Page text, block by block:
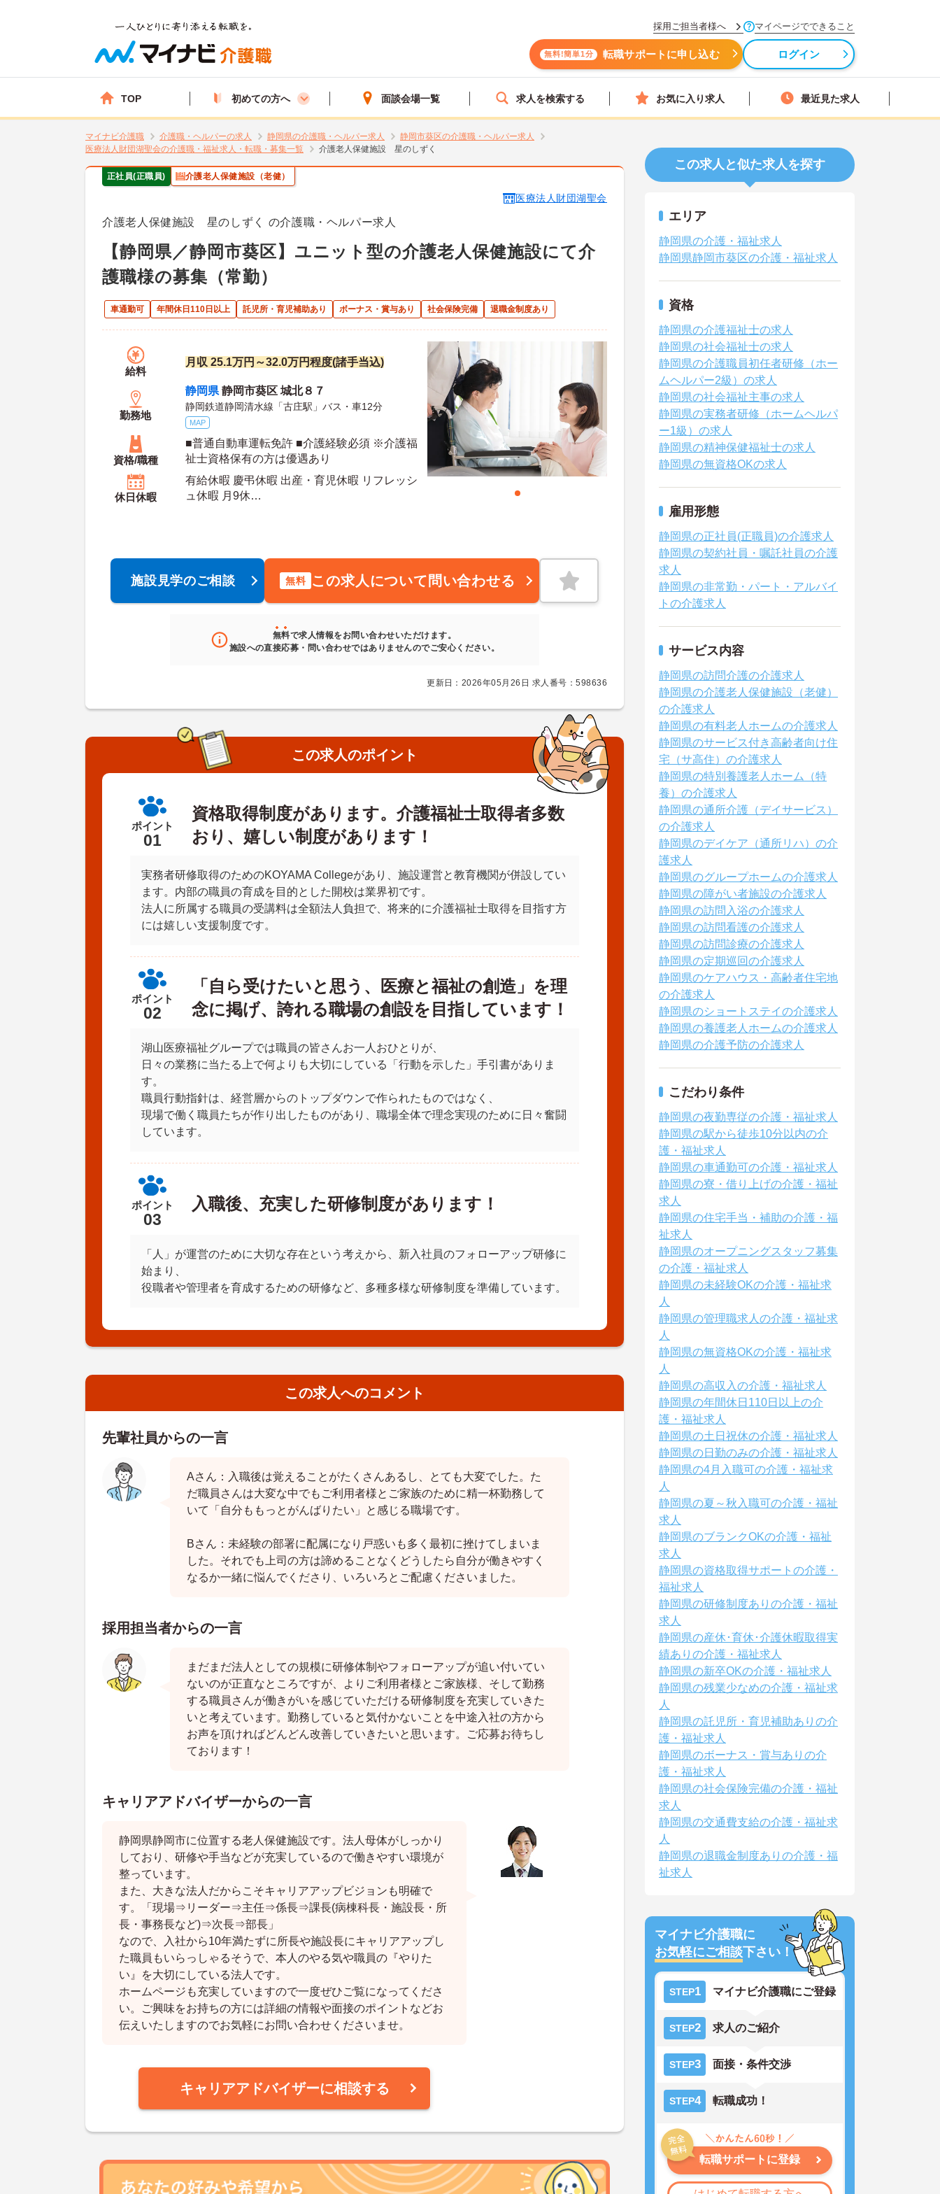
採用ご担当者様へ マイページでできること
無料!簡単1分 転職サポートに申し込む ログイン
TOP 初めての方へ 面談会場一覧 求人を検索する お気に入り求人 最近見た求人
マイナビ介護職 介護職・ヘルパーの求人 静岡県の介護職・ヘルパー求人
静岡市葵区の介護職・ヘルパー求人
医療法人財団湖聖会の介護職・福祉求人・転職・募集一覧
介護老人保健施設 星のしずく
正社員(正職員) 介護老人保健施設（老健）
医療法人財団湖聖会
介護老人保健施設 星のしずく の介護職・ヘルパー求人
【静岡県／静岡市葵区】ユニット型の介護老人保健施設にて介
護職様の募集（常勤）
車通勤可 年間休日110日以上 託児所・育児補助あり ボーナス・賞与あり 社会保険完備 退職金制度あり
給料
月収 25.1万円～32.0万円程度(諸手当込)
勤務地
静岡県 静岡市葵区 城北８７
静岡鉄道静岡清水線「古庄駅」バス・車12分
MAP
資格/職種
■普通自動車運転免許 ■介護経験必須 ※介護福
祉士資格保有の方は優遇あり
休日休暇
有給休暇 慶弔休暇 出産・育児休暇 リフレッシ
ュ休暇 月9休
施設見学のご相談 無料 この求人について問い合わせる
無料で求人情報をお問い合わせいただけます。
施設への直接応募・問い合わせではありませんのでご安心ください。
更新日：2026年05月26日 求人番号：598636
この求人のポイント
ポイント
01
資格取得制度があります。介護福祉士取得者多数
おり、嬉しい制度があります！
実務者研修取得のためのKOYAMA Collegeがあり、施設運営と教育機関が併設してい
ます。内部の職員の育成を目的とした開校は業界初です。
法人に所属する職員の受講料は全額法人負担で、将来的に介護福祉士取得を目指す方
には嬉しい支援制度です。
ポイント
02
「自ら受けたいと思う、医療と福祉の創造」を理
念に掲げ、誇れる職場の創設を目指しています！
湖山医療福祉グループでは職員の皆さんお一人おひとりが、
日々の業務に当たる上で何よりも大切にしている「行動を示した」手引書がありま
す。
職員行動指針は、経営層からのトップダウンで作られたものではなく、
現場で働く職員たちが作り出したものがあり、職場全体で理念実現のために日々奮闘
しています。
ポイント
03
入職後、充実した研修制度があります！
「人」が運営のために大切な存在という考えから、新入社員のフォローアップ研修に
始まり、
役職者や管理者を育成するための研修など、多種多様な研修制度を準備しています。
この求人へのコメント
先輩社員からの一言
Aさん：入職後は覚えることがたくさんあるし、とても大変でした。た
だ職員さんは大変な中でもご利用者様とご家族のために精一杯勤務して
いて「自分ももっとがんばりたい」と感じる職場です。
Bさん：未経験の部署に配属になり戸惑いも多く最初に挫けてしまいま
した。それでも上司の方は諦めることなくどうしたら自分が働きやすく
なるか一緒に悩んでくださり、いろいろとご配慮くださいました。
採用担当者からの一言
まだまだ法人としての規模に研修体制やフォローアップが追い付いてい
ないのが正直なところですが、よりご利用者様とご家族様、そして勤務
する職員さんが働きがいを感じていただける研修制度を充実していきた
いと考えています。勤務していると気付かないことを中途入社の方から
お声を頂ければどんどん改善していきたいと思います。ご応募お待ちし
ております！
キャリアアドバイザーからの一言
静岡県静岡市に位置する老人保健施設です。法人母体がしっかり
しており、研修や手当などが充実しているので働きやすい環境が
整っています。
また、大きな法人だからこそキャリアアップビジョンも明確で
す。「現場⇒リーダー⇒主任⇒係長⇒課長(病棟科長・施設長・所
長・事務長など)⇒次長⇒部長」
なので、入社から10年満たずに所長や施設長にキャリアアップし
た職員もいらっしゃるそうで、本人のやる気や職員の『やりた
い』を大切にしている法人です。
ホームページも充実していますので一度ぜひご覧になってくださ
い。ご興味をお持ちの方には詳細の情報や面接のポイントなどお
伝えいたしますのでお気軽にお問い合わせくださいませ。
キャリアアドバイザーに相談する
この求人と似た求人を探す
エリア
静岡県の介護・福祉求人
静岡県静岡市葵区の介護・福祉求人
資格
静岡県の介護福祉士の求人
静岡県の社会福祉士の求人
静岡県の介護職員初任者研修（ホー
ムヘルパー2級）の求人
静岡県の社会福祉主事の求人
静岡県の実務者研修（ホームヘルパ
ー1級）の求人
静岡県の精神保健福祉士の求人
静岡県の無資格OKの求人
雇用形態
静岡県の正社員(正職員)の介護求人
静岡県の契約社員・嘱託社員の介護
求人
静岡県の非常勤・パート・アルバイ
トの介護求人
サービス内容
静岡県の訪問介護の介護求人
静岡県の介護老人保健施設（老健）
の介護求人
静岡県の有料老人ホームの介護求人
静岡県のサービス付き高齢者向け住
宅（サ高住）の介護求人
静岡県の特別養護老人ホーム（特
養）の介護求人
静岡県の通所介護（デイサービス）
の介護求人
静岡県のデイケア（通所リハ）の介
護求人
静岡県のグループホームの介護求人
静岡県の障がい者施設の介護求人
静岡県の訪問入浴の介護求人
静岡県の訪問看護の介護求人
静岡県の訪問診療の介護求人
静岡県の定期巡回の介護求人
静岡県のケアハウス・高齢者住宅地
の介護求人
静岡県のショートステイの介護求人
静岡県の養護老人ホームの介護求人
静岡県の介護予防の介護求人
こだわり条件
静岡県の夜勤専従の介護・福祉求人
静岡県の駅から徒歩10分以内の介
護・福祉求人
静岡県の車通勤可の介護・福祉求人
静岡県の寮・借り上げの介護・福祉
求人
静岡県の住宅手当・補助の介護・福
祉求人
静岡県のオープニングスタッフ募集
の介護・福祉求人
静岡県の未経験OKの介護・福祉求
人
静岡県の管理職求人の介護・福祉求
人
静岡県の無資格OKの介護・福祉求
人
静岡県の高収入の介護・福祉求人
静岡県の年間休日110日以上の介
護・福祉求人
静岡県の土日祝休の介護・福祉求人
静岡県の日勤のみの介護・福祉求人
静岡県の4月入職可の介護・福祉求
人
静岡県の夏～秋入職可の介護・福祉
求人
静岡県のブランクOKの介護・福祉
求人
静岡県の資格取得サポートの介護・
福祉求人
静岡県の研修制度ありの介護・福祉
求人
静岡県の産休･育休･介護休暇取得実
績ありの介護・福祉求人
静岡県の新卒OKの介護・福祉求人
静岡県の残業少なめの介護・福祉求
人
静岡県の託児所・育児補助ありの介
護・福祉求人
静岡県のボーナス・賞与ありの介
護・福祉求人
静岡県の社会保険完備の介護・福祉
求人
静岡県の交通費支給の介護・福祉求
人
静岡県の退職金制度ありの介護・福
祉求人
マイナビ介護職に
お気軽にご相談下さい！
STEP1 マイナビ介護職にご登録
STEP2 求人のご紹介
STEP3 面接・条件交渉
STEP4 転職成功！
転職サポートに登録